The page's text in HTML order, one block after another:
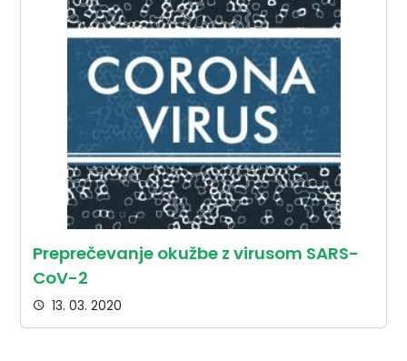
Preprečevanje okužbe z virusom SARS-
CoV-2
13. 03. 2020